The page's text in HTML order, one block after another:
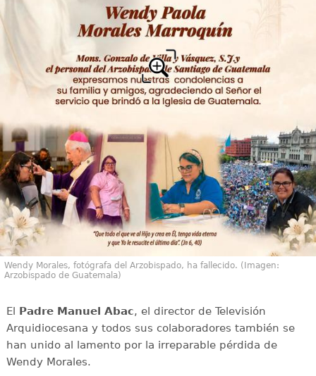
Wendy Morales, fotógrafa del Arzobispado, ha fallecido. (Imagen:
Arzobispado de Guatemala)
El Padre Manuel Abac, el director de Televisión
Arquidiocesana y todos sus colaboradores también se
han unido al lamento por la irreparable pérdida de
Wendy Morales.